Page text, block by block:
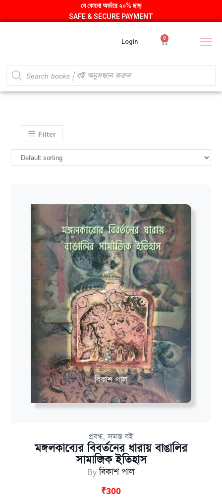
যে কোনো অর্ডারে ২০% ছাড়
SAFE & SECURE PAYMENT
Login 0
Filter
প্রবন্ধ,সমস্ত বই
মঙ্গলকাব্যের বিবর্তনের ধারায় বাঙালির
সামাজিক ইতিহাস
Byবিকাশ পাল
₹300